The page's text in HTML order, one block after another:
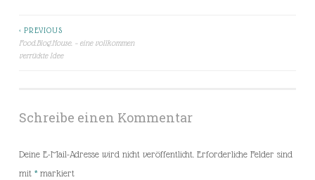
Beitragsnavigation
< PREVIOUS
Food.Blog.House. – eine vollkommen
verrückte Idee
Schreibe einen Kommentar
Deine E-Mail-Adresse wird nicht veröffentlicht. Erforderliche Felder sind
mit *markiert